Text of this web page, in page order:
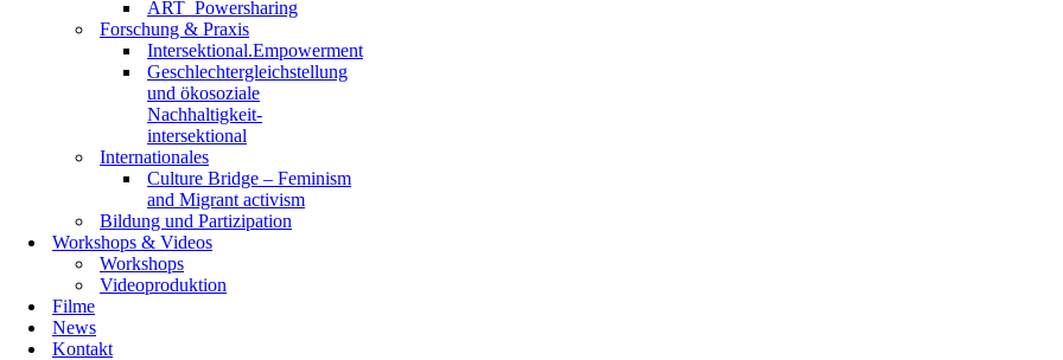
ART_Powersharing
Forschung & Praxis
Intersektional.Empowerment
Geschlechtergleichstellung
und ökosoziale
Nachhaltigkeit-
intersektional
Internationales
Culture Bridge – Feminism
and Migrant activism
Bildung und Partizipation
Workshops & Videos
Workshops
Videoproduktion
Filme
News
Kontakt